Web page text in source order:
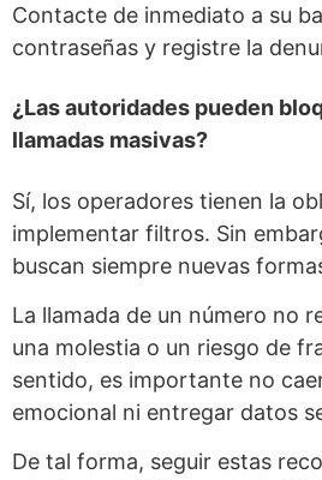
Contacte de inmediato a su
contraseñas y registre la
¿Las autoridades pueden
llamadas masivas?
Sí, los operadores tienen la
implementar filtros. Sin
buscan siempre nuevas
La llamada de un número no
una molestia o un riesgo de
sentido, es importante no
emocional ni entregar datos
De tal forma, seguir estas